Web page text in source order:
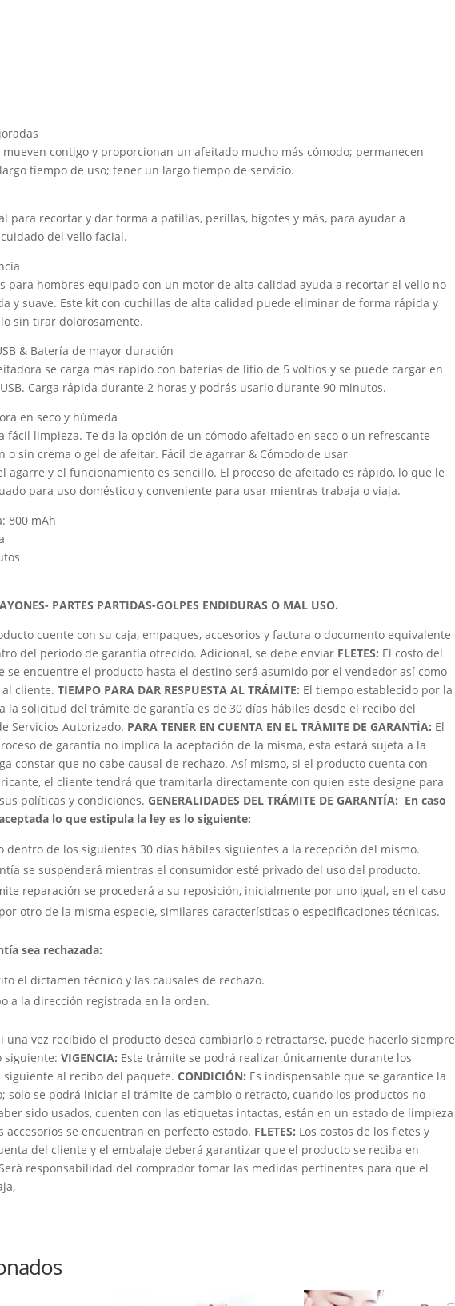
mueven contigo y proporcionan un afeitado mucho más cómodo; permanecen
tiempo de uso; tener un largo tiempo de servicio.
para recortar y dar forma a patillas, perillas, bigotes y más, para ayudar a
del vello facial.
para hombres equipado con un motor de alta calidad ayuda a recortar el vello no
y suave. Este kit con cuchillas de alta calidad puede eliminar de forma rápida y
sin tirar dolorosamente.
& Batería de mayor duración
se carga más rápido con baterías de litio de 5 voltios y se puede cargar en
Carga rápida durante 2 horas y podrás usarlo durante 90 minutos.
en seco y húmeda
fácil limpieza. Te da la opción de un cómodo afeitado en seco o un refrescante
o sin crema o gel de afeitar. Fácil de agarrar & Cómodo de usar
agarre y el funcionamiento es sencillo. El proceso de afeitado es rápido, lo que le
para uso doméstico y conveniente para usar mientras trabaja o viaja.
800 mAh
PARTES PARTIDAS-GOLPES ENDIDURAS O MAL USO.
cuente con su caja, empaques, accesorios y factura o documento equivalente
del periodo de garantía ofrecido. Adicional, se debe enviar FLETES: El costo del
se encuentre el producto hasta el destino será asumido por el vendedor así como
al cliente.TIEMPO PARA DAR RESPUESTA AL TRÁMITE: El tiempo establecido por la
la solicitud del trámite de garantía es de 30 días hábiles desde el recibo del
Servicios Autorizado. PARA TENER EN CUENTA EN EL TRÁMITE DE GARANTÍA: El
de garantía no implica la aceptación de la misma, esta estará sujeta a la
constar que no cabe causal de rechazo. Así mismo, si el producto cuenta con
el cliente tendrá que tramitarla directamente con quien este designe para
políticas y condiciones.GENERALIDADES DEL TRÁMITE DE GARANTÍA: En caso
lo que estipula la ley es lo siguiente:
dentro de los siguientes 30 días hábiles siguientes a la recepción del mismo.
se suspenderá mientras el consumidor esté privado del uso del producto.
reparación se procederá a su reposición, inicialmente por uno igual, en el caso
otro de la misma especie, similares características o especificaciones técnicas.
sea rechazada:
el dictamen técnico y las causales de rechazo.
a la dirección registrada en la orden.
una vez recibido el producto desea cambiarlo o retractarse, puede hacerlo siempre
siguiente:VIGENCIA: Este trámite se podrá realizar únicamente durante los
siguiente al recibo del paquete.CONDICIÓN: Es indispensable que se garantice la
solo se podrá iniciar el trámite de cambio o retracto, cuando los productos no
sido usados, cuenten con las etiquetas intactas, están en un estado de limpieza
accesorios se encuentran en perfecto estado. FLETES: Los costos de los fletes y
del cliente y el embalaje deberá garantizar que el producto se reciba en
responsabilidad del comprador tomar las medidas pertinentes para que el